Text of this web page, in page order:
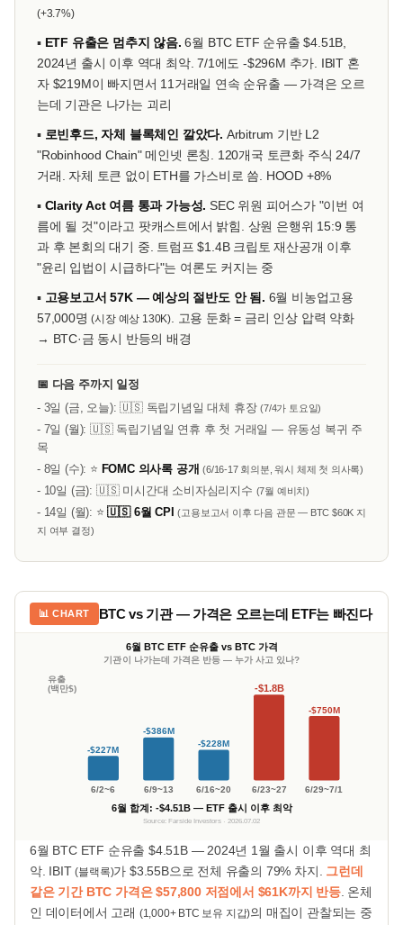
(+3.7%)
▪ ETF 유출은 멈추지 않음. 6월 BTC ETF 순유출 $4.51B,
2024년 출시 이후 역대 최악. 7/1에도 -$296M 추가. IBIT 혼
자 $219M이 빠지면서 11거래일 연속 순유출 — 가격은 오르
는데 기관은 나가는 괴리
▪ 로빈후드, 자체 블록체인 깔았다. Arbitrum 기반 L2
"Robinhood Chain" 메인넷 론칭. 120개국 토큰화 주식 24/7
거래. 자체 토큰 없이 ETH를 가스비로 씀. HOOD +8%
▪ Clarity Act 여름 통과 가능성. SEC 위원 피어스가 "이번 여
름에 될 것"이라고 팟캐스트에서 밝힘. 상원 은행위 15:9 통
과 후 본회의 대기 중. 트럼프 $1.4B 크립토 재산공개 이후
"윤리 입법이 시급하다"는 여론도 커지는 중
▪ 고용보고서 57K — 예상의 절반도 안 됨. 6월 비농업고용
57,000명(시장 예상 130K) . 고용 둔화 = 금리 인상 압력 약화
→ BTC·금 동시 반등의 배경
📅 다음 주까지 일정
- 3일 (금, 오늘): 🇺🇸 독립기념일 대체 휴장(7/4가 토요일)
- 7일 (월): 🇺🇸 독립기념일 연휴 후 첫 거래일 — 유동성 복귀 주
목
- 8일 (수): ⭐ FOMC 의사록 공개 (6/16-17 회의분, 워시 체제 첫 의사록)
- 10일 (금): 🇺🇸 미시간대 소비자심리지수 (7월 예비치)
- 14일 (월): ⭐🇺🇸 6월 CPI
(고용보고서 이후 다음 관문 — BTC $60K 지
지 여부 결정)
📊 CHART BTC vs 기관 — 가격은 오르는데 ETF는 빠진다
6월 BTC ETF 순유출 vs BTC 가격
기관이 나가는데 가격은 반등 — 누가 사고 있나?
유출
(백만$)
6/2~6
-$227M
6/9~13
-$386M
6/16~20
-$228M
6/23~27
-$1.8B
6/29~7/1
-$750M
6월 합계: -$4.51B — ETF 출시 이후 최악
Source: Farside Investors · 2026.07.02
6월 BTC ETF 순유출 $4.51B — 2024년 1월 출시 이후 역대 최
악. IBIT(블랙록)가 $3.55B으로 전체 유출의 79% 차지. 그런데
같은 기간 BTC 가격은 $57,800 저점에서 $61K까지 반등. 온체
인 데이터에서 고래 (1,000+ BTC 보유 지갑)의 매집이 관찰되는 중